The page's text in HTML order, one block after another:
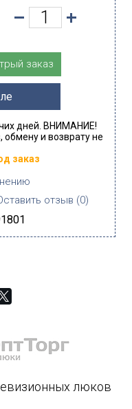
заказ
дней. ВНИМАНИЕ!
обмену и возврату не
заказ
отзыв (0)
люков